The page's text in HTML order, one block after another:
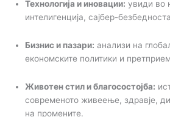
Технологија и иновации: увиди во
интелигенција, сајбер-
Бизнис и пазари: анализи на
економските политики и
Животен стил и благосостојба:
современото живеење, здравје,
на промените.